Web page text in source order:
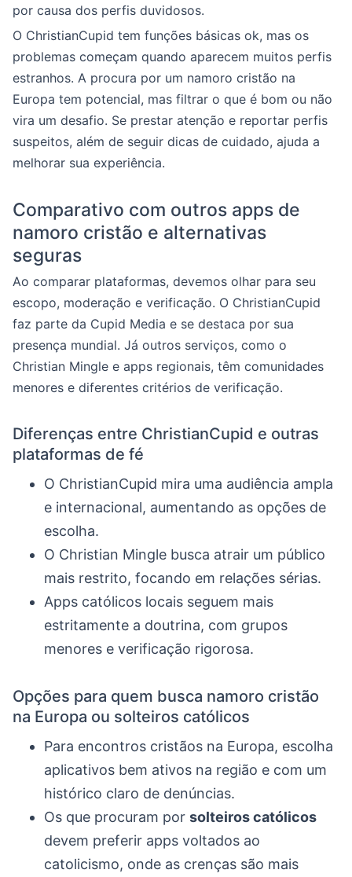
por causa dos perfis duvidosos.
O ChristianCupid tem funções básicas ok, mas os
problemas começam quando aparecem muitos perfis
estranhos. A procura por um namoro cristão na
Europa tem potencial, mas filtrar o que é bom ou não
vira um desafio. Se prestar atenção e reportar perfis
suspeitos, além de seguir dicas de cuidado, ajuda a
melhorar sua experiência.
Comparativo com outros apps de
namoro cristão e alternativas
seguras
Ao comparar plataformas, devemos olhar para seu
escopo, moderação e verificação. O ChristianCupid
faz parte da Cupid Media e se destaca por sua
presença mundial. Já outros serviços, como o
Christian Mingle e apps regionais, têm comunidades
menores e diferentes critérios de verificação.
Diferenças entre ChristianCupid e outras
plataformas de fé
O ChristianCupid mira uma audiência ampla
e internacional, aumentando as opções de
escolha.
O Christian Mingle busca atrair um público
mais restrito, focando em relações sérias.
Apps católicos locais seguem mais
estritamente a doutrina, com grupos
menores e verificação rigorosa.
Opções para quem busca namoro cristão
na Europa ou solteiros católicos
Para encontros cristãos na Europa, escolha
aplicativos bem ativos na região e com um
histórico claro de denúncias.
Os que procuram por solteiros católicos
devem preferir apps voltados ao
catolicismo, onde as crenças são mais